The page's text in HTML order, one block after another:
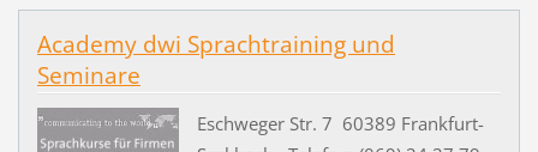
Academy dwi Sprachtraining und
Seminare
Eschweger Str. 7 60389 Frankfurt-